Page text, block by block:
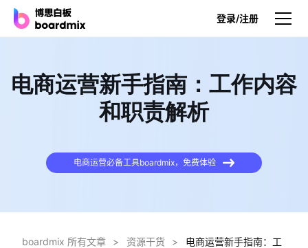
登录/注册
产品
博思白板
博思白板SDK
电商运营新手指南：工作内容
和职责解析
电商运营必备工具boardmix，免费体验
boardmix 所有文章 > 资源干货 >
电商运营新手指南：工